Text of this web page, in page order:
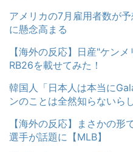
アメリカの7月雇用者数が
に懸念高まる
【海外の反応】日産"ケン
RB26を載せてみた！
韓国人「日本人は本当に
ンのことは全然知らないら
【海外の反応】まさかの
選手が話題に【MLB】